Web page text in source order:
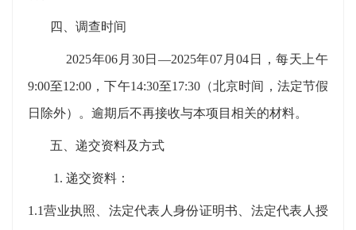
四、 调查时间
2025年06 月 30日 —2025年07 月04 日
，每天上午
9:00至12:00，下午14:30至17:30（北京时间，法定节假
日除外）
。 逾期后不再接收与本项目相关的材料。
五、 递交资料及方式
1. 递交资料：
1.1营业执照、法定代表人身份证明书、法定代表人授